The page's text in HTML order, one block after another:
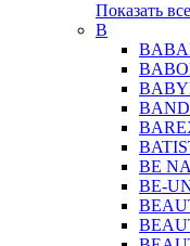
Показать все
B
BE
BE-